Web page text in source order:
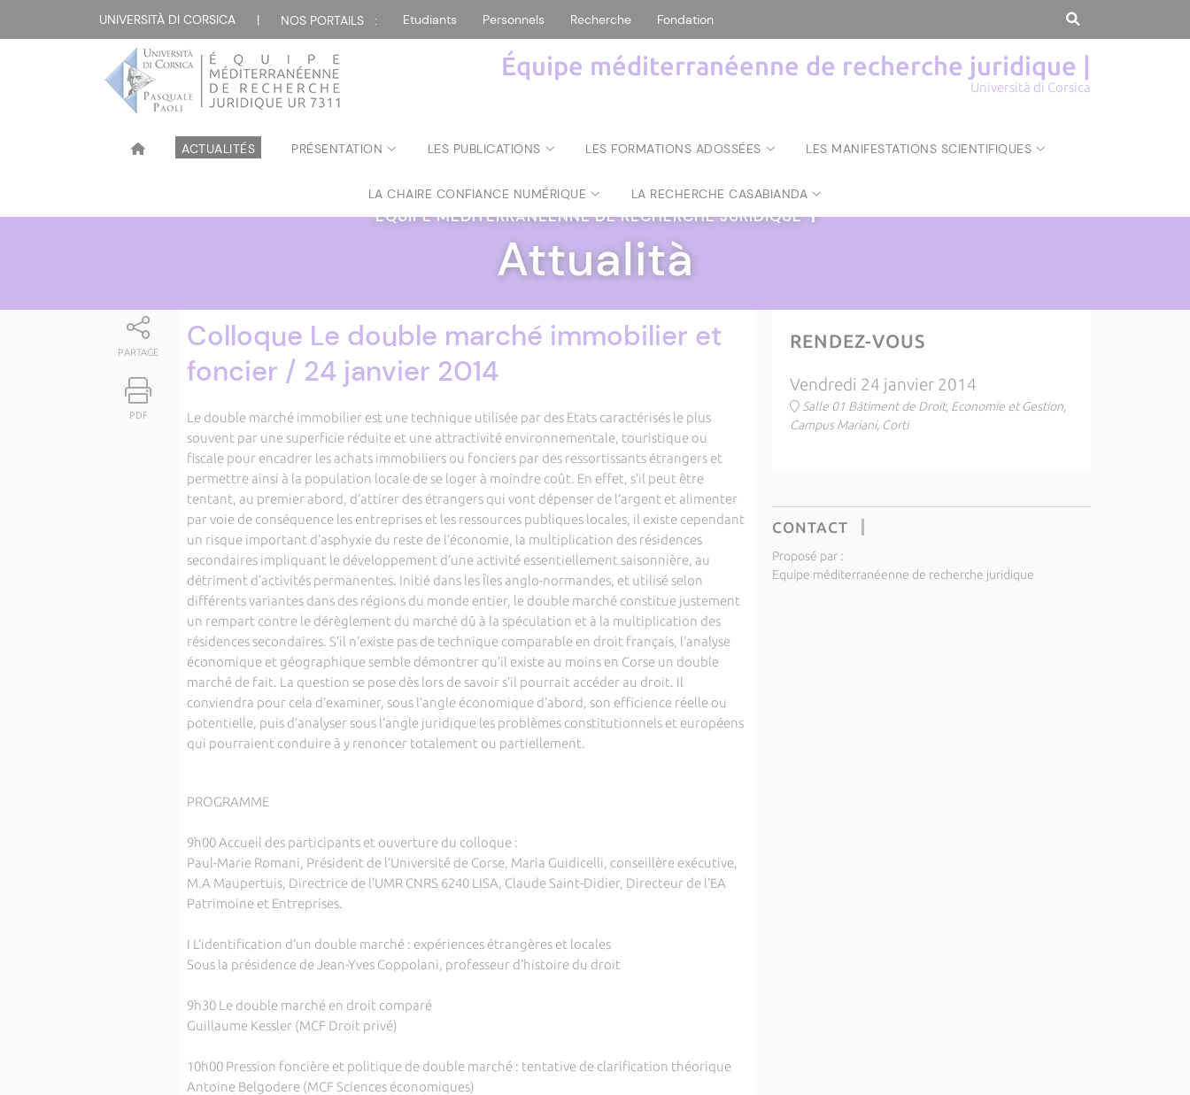
UNIVERSITÀ DI CORSICA | NOS PORTAILS : Etudiants Personnels Recherche Fondation
Équipe méditerranéenne de recherche juridique |
Università di Corsica
ACTUALITÉS PRÉSENTATION LES PUBLICATIONS LES FORMATIONS ADOSSÉES LES MANIFESTATIONS SCIENTIFIQUES
LA CHAIRE CONFIANCE NUMÉRIQUE LA RECHERCHE CASABIANDA
ÉQUIPE MÉDITERRANÉENNE DE RECHERCHE JURIDIQUE|
Attualità
PARTAGE
PDF
Colloque Le double marché immobilier et
foncier / 24 janvier 2014
Le double marché immobilier est une technique utilisée par des Etats caractérisés le plus
souvent par une superficie réduite et une attractivité environnementale, touristique ou
fiscale pour encadrer les achats immobiliers ou fonciers par des ressortissants étrangers et
permettre ainsi à la population locale de se loger à moindre coût. En effet, s’il peut être
tentant, au premier abord, d’attirer des étrangers qui vont dépenser de l’argent et alimenter
par voie de conséquence les entreprises et les ressources publiques locales, il existe cependant
un risque important d’asphyxie du reste de l’économie, la multiplication des résidences
secondaires impliquant le développement d’une activité essentiellement saisonnière, au
détriment d’activités permanentes. Initié dans les Îles anglo-normandes, et utilisé selon
différents variantes dans des régions du monde entier, le double marché constitue justement
un rempart contre le dérèglement du marché dû à la spéculation et à la multiplication des
résidences secondaires. S’il n’existe pas de technique comparable en droit français, l’analyse
économique et géographique semble démontrer qu’il existe au moins en Corse un double
marché de fait. La question se pose dès lors de savoir s’il pourrait accéder au droit. Il
conviendra pour cela d’examiner, sous l’angle économique d’abord, son efficience réelle ou
potentielle, puis d’analyser sous l’angle juridique les problèmes constitutionnels et européens
qui pourraient conduire à y renoncer totalement ou partiellement.
PROGRAMME
9h00 Accueil des participants et ouverture du colloque :
Paul-Marie Romani, Président de l’Université de Corse, Maria Guidicelli, conseillère exécutive,
M.A Maupertuis, Directrice de l’UMR CNRS 6240 LISA, Claude Saint-Didier, Directeur de l’EA
Patrimoine et Entreprises.
I L’identification d’un double marché : expériences étrangères et locales
Sous la présidence de Jean-Yves Coppolani, professeur d’histoire du droit
9h30 Le double marché en droit comparé
Guillaume Kessler (MCF Droit privé)
10h00 Pression foncière et politique de double marché : tentative de clarification théorique
Antoine Belgodere (MCF Sciences économiques)
RENDEZ-VOUS
Vendredi 24 janvier 2014
Salle 01 Bâtiment de Droit, Economie et Gestion,
Campus Mariani, Corti
CONTACT
Proposé par :
Equipe méditerranéenne de recherche juridique